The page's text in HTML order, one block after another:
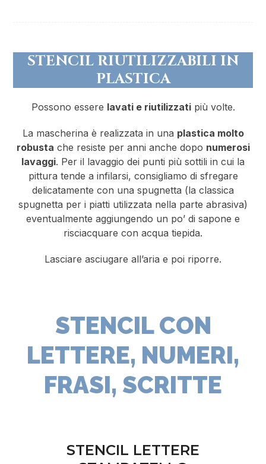
STENCIL RIUTILIZZABILI IN
PLASTICA
Possono essere lavati e riutilizzatipiù volte.
La mascherina è realizzata in una plastica molto
robusta che resiste per anni anche dopo numerosi
lavaggi. Per il lavaggio dei punti più sottili in cui la
pittura tende a infilarsi, consigliamo di sfregare
delicatamente con una spugnetta (la classica
spugnetta per i piatti utilizzata nella parte abrasiva)
eventualmente aggiungendo un po’ di sapone e
risciacquare con acqua tiepida.
Lasciare asciugare all’aria e poi riporre.
STENCIL CON
LETTERE, NUMERI,
FRASI, SCRITTE
STENCIL LETTERE